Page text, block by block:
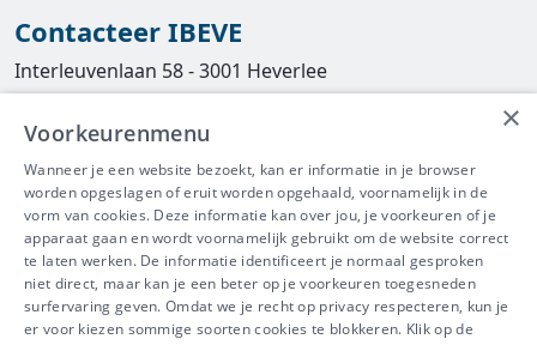
Contacteer IBEVE
Interleuvenlaan 58 - 3001 Heverlee
016/390490
info@ibeve.be
asbest@ibeve.be
Ondernemingsnummer: 0436 612 044
×
Voorkeurenmenu
Wanneer je een website bezoekt, kan er informatie in je browser
worden opgeslagen of eruit worden opgehaald, voornamelijk in de
vorm van cookies. Deze informatie kan over jou, je voorkeuren of je
apparaat gaan en wordt voornamelijk gebruikt om de website correct
te laten werken. De informatie identificeert je normaal gesproken
niet direct, maar kan je een beter op je voorkeuren toegesneden
surfervaring geven. Omdat we je recht op privacy respecteren, kun je
er voor kiezen sommige soorten cookies te blokkeren. Klik op de